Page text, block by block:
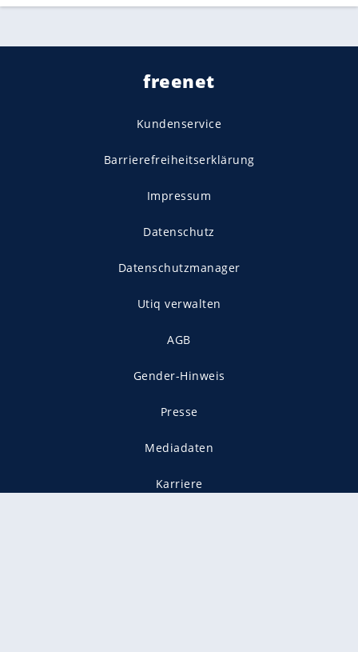
freenet
Kundenservice
Barrierefreiheitserklärung
Impressum
Datenschutz
Datenschutzmanager
Utiq verwalten
AGB
Gender-Hinweis
Presse
Mediadaten
Karriere